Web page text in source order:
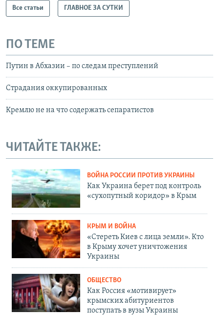
Все статьи ГЛАВНОЕ ЗА СУТКИ
ПО ТЕМЕ
Путин в Абхазии – по следам преступлений
Страдания оккупированных
Кремлю не на что содержать сепаратистов
ЧИТАЙТЕ ТАКЖЕ:
ВОЙНА РОССИИ ПРОТИВ УКРАИНЫ
Как Украина берет под контроль
«сухопутный коридор» в Крым
КРЫМ И ВОЙНА
«Стереть Киев с лица земли». Кто
в Крыму хочет уничтожения
Украины
ОБЩЕСТВО
Как Россия «мотивирует»
крымских абитуриентов
поступать в вузы Украины